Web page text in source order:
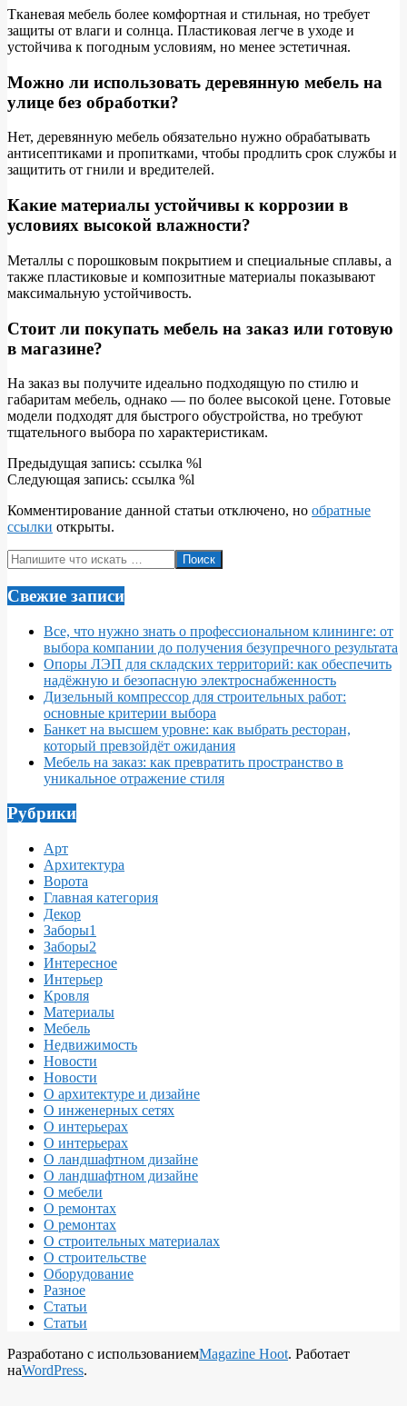
Тканевая мебель более комфортная и стильная, но требует
защиты от влаги и солнца. Пластиковая легче в уходе и
устойчива к погодным условиям, но менее эстетичная.
Можно ли использовать деревянную мебель на
улице без обработки?
Нет, деревянную мебель обязательно нужно обрабатывать
антисептиками и пропитками, чтобы продлить срок службы и
защитить от гнили и вредителей.
Какие материалы устойчивы к коррозии в
условиях высокой влажности?
Металлы с порошковым покрытием и специальные сплавы, а
также пластиковые и композитные материалы показывают
максимальную устойчивость.
Стоит ли покупать мебель на заказ или готовую
в магазине?
На заказ вы получите идеально подходящую по стилю и
габаритам мебель, однако — по более высокой цене. Готовые
модели подходят для быстрого обустройства, но требуют
тщательного выбора по характеристикам.
2026-
05-
Предыдущая запись: ссылка %l
Следующая запись: ссылка %l
Комментирование данной статьи отключено, но обратные
ссылки открыты.
Поиск
Свежие записи
Все, что нужно знать о профессиональном клининге: от
выбора компании до получения безупречного результата
Опоры ЛЭП для складских территорий: как обеспечить
надёжную и безопасную электроснабженность
Дизельный компрессор для строительных работ:
основные критерии выбора
Банкет на высшем уровне: как выбрать ресторан,
который превзойдёт ожидания
Мебель на заказ: как превратить пространство в
уникальное отражение стиля
Рубрики
Арт
Архитектура
Ворота
Главная категория
Декор
Заборы1
Заборы2
Интересное
Интерьер
Кровля
Материалы
Мебель
Недвижимость
Новости
Новости
О архитектуре и дизайне
О инженерных сетях
О интерьерах
О интерьерах
О ландшафтном дизайне
О ландшафтном дизайне
О мебели
О ремонтах
О ремонтах
О строительных материалах
О строительстве
Оборудование
Разное
Статьи
Статьи
Разработано с использованиемMagazine Hoot. Работает
наWordPress.